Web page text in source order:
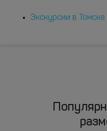
Экскурсии в Томске